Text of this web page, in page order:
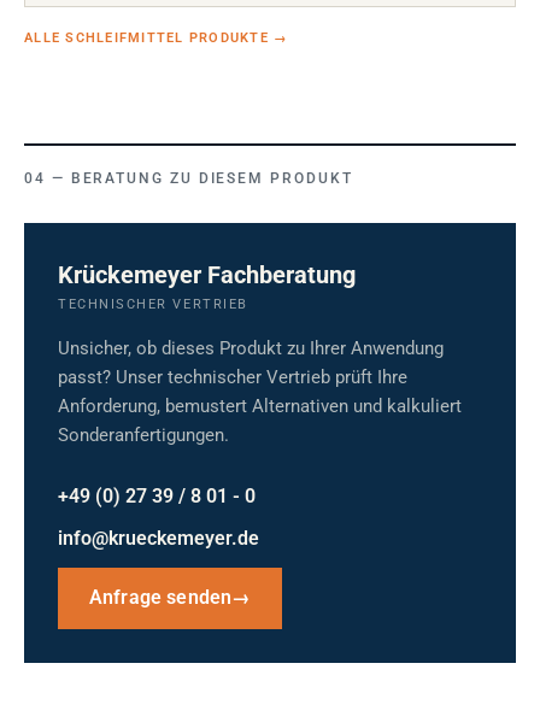
ALLE SCHLEIFMITTEL PRODUKTE →
BERATUNG ZU DIESEM PRODUKT
Krückemeyer Fachberatung
TECHNISCHER VERTRIEB
Unsicher, ob dieses Produkt zu Ihrer Anwendung
passt? Unser technischer Vertrieb prüft Ihre
Anforderung, bemustert Alternativen und kalkuliert
Sonderanfertigungen.
+49 (0) 27 39 / 8 01 - 0
info@krueckemeyer.de
Anfrage senden→